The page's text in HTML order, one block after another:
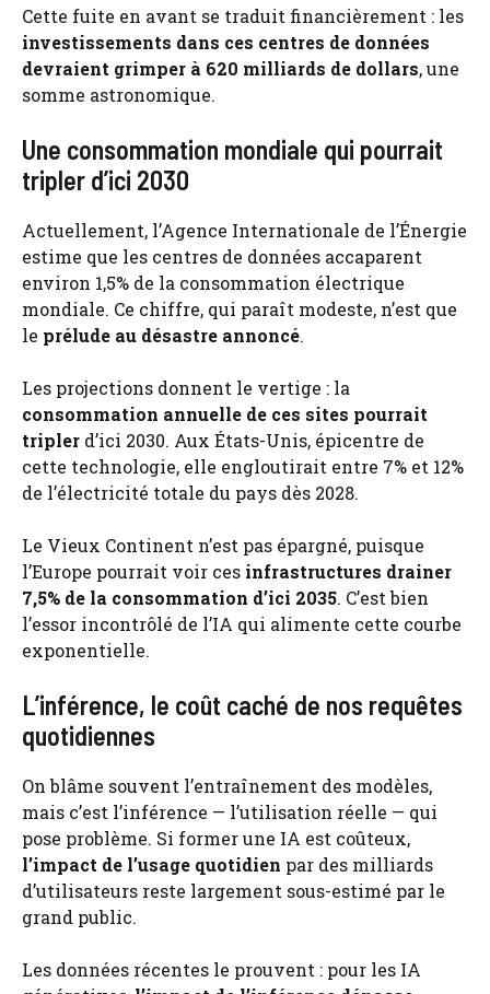
Cette fuite en avant se traduit financièrement : les
investissements dans ces centres de données
devraient grimper à 620 milliards de dollars, une
somme astronomique.
Une consommation mondiale qui pourrait
tripler d’ici 2030
Actuellement, l’Agence Internationale de l’Énergie
estime que les centres de données accaparent
environ 1,5% de la consommation électrique
mondiale. Ce chiffre, qui paraît modeste, n’est que
le prélude au désastre annoncé.
Les projections donnent le vertige : la
consommation annuelle de ces sites pourrait
tripler d’ici 2030. Aux États-Unis, épicentre de
cette technologie, elle engloutirait entre 7% et 12%
de l’électricité totale du pays dès 2028.
Le Vieux Continent n’est pas épargné, puisque
l’Europe pourrait voir ces infrastructures drainer
7,5% de la consommation d’ici 2035. C’est bien
l’essor incontrôlé de l’IA qui alimente cette courbe
exponentielle.
L’inférence, le coût caché de nos requêtes
quotidiennes
On blâme souvent l’entraînement des modèles,
mais c’est l’inférence — l’utilisation réelle — qui
pose problème. Si former une IA est coûteux,
l’impact de l’usage quotidien par des milliards
d’utilisateurs reste largement sous-estimé par le
grand public.
Les données récentes le prouvent : pour les IA